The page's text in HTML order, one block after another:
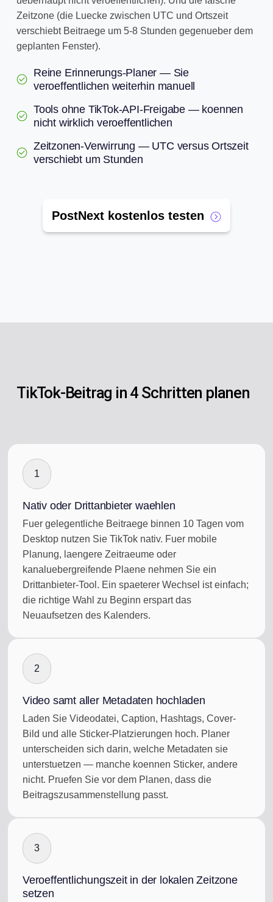
Zeitzone (die Luecke zwischen UTC und Ortszeit
verschiebt Beitraege um 5-8 Stunden gegenueber dem
geplanten Fenster).
Reine Erinnerungs-Planer — Sie
veroeffentlichen weiterhin manuell
Tools ohne TikTok-API-Freigabe — koennen
nicht wirklich veroeffentlichen
Zeitzonen-Verwirrung — UTC versus Ortszeit
verschiebt um Stunden
PostNext kostenlos testen
TikTok-Beitrag in 4 Schritten planen
1
Nativ oder Drittanbieter waehlen
Fuer gelegentliche Beitraege binnen 10 Tagen vom
Desktop nutzen Sie TikTok nativ. Fuer mobile
Planung, laengere Zeitraeume oder
kanaluebergreifende Plaene nehmen Sie ein
Drittanbieter-Tool. Ein spaeterer Wechsel ist einfach;
die richtige Wahl zu Beginn erspart das
Neuaufsetzen des Kalenders.
2
Video samt aller Metadaten hochladen
Laden Sie Videodatei, Caption, Hashtags, Cover-
Bild und alle Sticker-Platzierungen hoch. Planer
unterscheiden sich darin, welche Metadaten sie
unterstuetzen — manche koennen Sticker, andere
nicht. Pruefen Sie vor dem Planen, dass die
Beitragszusammenstellung passt.
3
Veroeffentlichungszeit in der lokalen Zeitzone
setzen